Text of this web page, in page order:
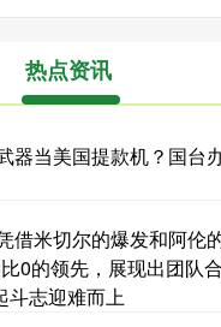
热点资讯
器当美国提款机？国台
借米切尔的爆发和阿伦
0的领先，展现出团队
斗志迎难而上